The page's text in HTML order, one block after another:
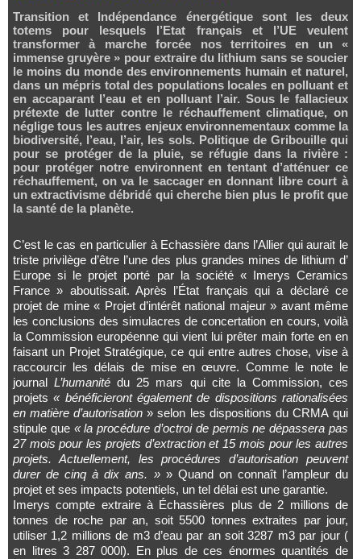
Transition et Indépendance énergétique sont les deux
totems pour lesquels l’Etat français et l’UE veulent
transformer à marche forcée nos territoires en un «
immense gruyère » pour extraire du lithium sans se soucier
le moins du monde des environnements humain et naturel,
dans un mépris total des populations locales en polluant et
en accaparant l’eau et en polluant l’air. Sous le fallacieux
prétexte de lutter contre le réchauffement climatique, on
néglige tous les autres enjeux environnementaux comme la
biodiversité, l’eau, l’air, les sols. Politique de Gribouille qui
pour se protéger de la pluie, se réfugie dans la rivière :
pour protéger notre environnent en tentant d’atténuer ce
réchauffement, on va le saccager en donnant libre court à
un extractivisme débridé qui cherche bien plus le profit que
la santé de la planète.
C’est le cas en particulier à Echassière dans l’Allier qui aurait le
triste privilège d’être l’une des plus grandes mines de lithium d’
Europe si le projet porté par la société « Imerys Ceramics
France » aboutissait. Après l’État français qui a déclaré ce
projet de mine « Projet d’intérêt national majeur » avant même
les conclusions des simulacres de concertation en cours, voilà
la Commission européenne qui vient lui prêter main forte en en
faisant un Projet Stratégique, ce qui entre autres chose, vise à
raccourcir les délais de mise en œuvre. Comme le note le
journalL’humanité du 25 mars qui cite la Commission, ces
projets« bénéficieront également de dispositions rationalisées
en matière d’autorisation» selon les dispositions du CRMA qui
stipule que « la procédure d’octroi de permis ne dépassera pas
27 mois pour les projets d’extraction et 15 mois pour les autres
projets. Actuellement, les procédures d’autorisation peuvent
durer de cinq à dix ans. »» Quand on connaît l’ampleur du
projet et ses impacts potentiels, un tel délai est une garantie.
Imerys compte extraire à Échassières plus de 2 millions de
tonnes de roche par an, soit 5500 tonnes extraites par jour,
utiliser 1,2 millions de m3 d’eau par an soit 3287 m3 par jour (
en litres 3 287 000l). En plus de ces énormes quantités de